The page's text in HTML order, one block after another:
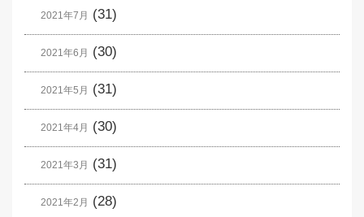
2021年7月 (31)
2021年6月 (30)
2021年5月 (31)
2021年4月 (30)
2021年3月 (31)
2021年2月 (28)